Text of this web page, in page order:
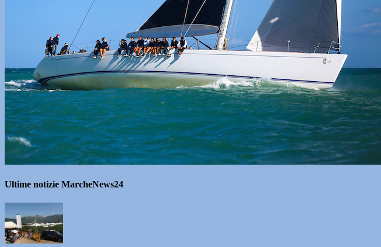
Ultime notizie MarcheNews24